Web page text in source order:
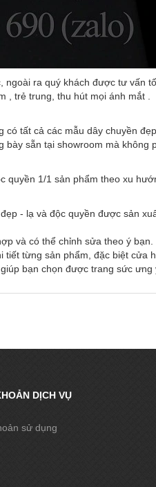
ra quý khách được tư vấn
trẻ trung, thu hút mọi ánh mắt .
tất cả các mẫu dây chuyền
sẵn tại showroom mà không
quyền 1/1 sản phẩm theo xu
- lạ và độc quyền được sản
và có thể chỉnh sửa theo ý bạn.
từng sản phẩm, đặc biệt cửa
bạn chọn được trang sức ưng
DỊCH VỤ
sử dụng